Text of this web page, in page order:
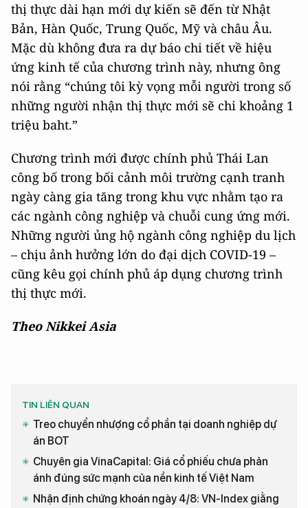
thị thực dài hạn mới dự kiến sẽ đến từ Nhật
Bản, Hàn Quốc, Trung Quốc, Mỹ và châu Âu.
Mặc dù không đưa ra dự báo chi tiết về hiệu
ứng kinh tế của chương trình này, nhưng ông
nói rằng “chúng tôi kỳ vọng mỗi người trong số
những người nhận thị thực mới sẽ chi khoảng 1
triệu baht.”
Chương trình mới được chính phủ Thái Lan
công bố trong bối cảnh môi trường cạnh tranh
ngày càng gia tăng trong khu vực nhằm tạo ra
các ngành công nghiệp và chuỗi cung ứng mới.
Những người ủng hộ ngành công nghiệp du lịch
– chịu ảnh hưởng lớn do đại dịch COVID-19 –
cũng kêu gọi chính phủ áp dụng chương trình
thị thực mới.
Theo Nikkei Asia
TIN LIÊN QUAN
Treo chuyển nhượng cổ phần tại doanh nghiệp dự
án BOT
Chuyên gia VinaCapital: Giá cổ phiếu chưa phản
ánh đúng sức mạnh của nền kinh tế Việt Nam
Nhận định chứng khoán ngày 4/8: VN-Index giằng